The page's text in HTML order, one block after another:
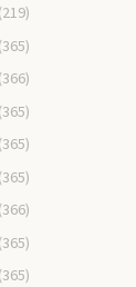
(219)
(365)
(366)
(365)
(365)
(365)
(366)
(365)
(365)